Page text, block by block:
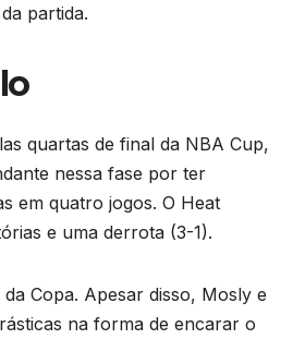
partida.
quartas de final da NBA Cup,
nessa fase por ter
em quatro jogos. O Heat
e uma derrota (3-1).
Copa. Apesar disso, Mosly e
na forma de encarar o